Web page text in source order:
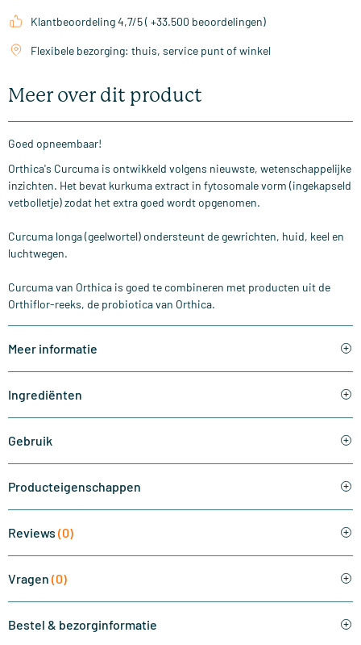
Klantbeoordeling 4,7/5 ( +33.500 beoordelingen)
Flexibele bezorging: thuis, service punt of winkel
Meer over dit product
Goed opneembaar!
Orthica's Curcuma is ontwikkeld volgens nieuwste, wetenschappelijke
inzichten. Het bevat kurkuma extract in fytosomale vorm (ingekapseld
vetbolletje) zodat het extra goed wordt opgenomen.
Curcuma longa (geelwortel) ondersteunt de gewrichten, huid, keel en
luchtwegen.
Curcuma van Orthica is goed te combineren met producten uit de
Orthiflor-reeks, de probiotica van Orthica.
Meer informatie
Ingrediënten
Gebruik
Producteigenschappen
Reviews (0)
Vragen (0)
Bestel & bezorginformatie